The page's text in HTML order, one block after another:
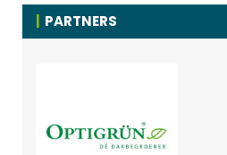
PARTNERS